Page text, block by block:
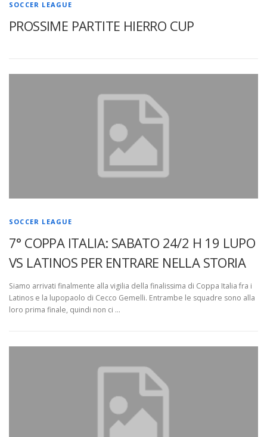
SOCCER LEAGUE
PROSSIME PARTITE HIERRO CUP
SOCCER LEAGUE
7° COPPA ITALIA: SABATO 24/2 H 19 LUPO
VS LATINOS PER ENTRARE NELLA STORIA
Siamo arrivati finalmente alla vigilia della finalissima di Coppa Italia fra i
Latinos e la lupopaolo di Cecco Gemelli. Entrambe le squadre sono alla
loro prima finale, quindi non ci …